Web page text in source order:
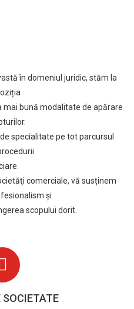
în domeniul juridic, stăm la
mai bună modalitate de apărare
specialitate pe tot parcursul
comerciale, vă susținem
și
scopului dorit.
SOCIETATE